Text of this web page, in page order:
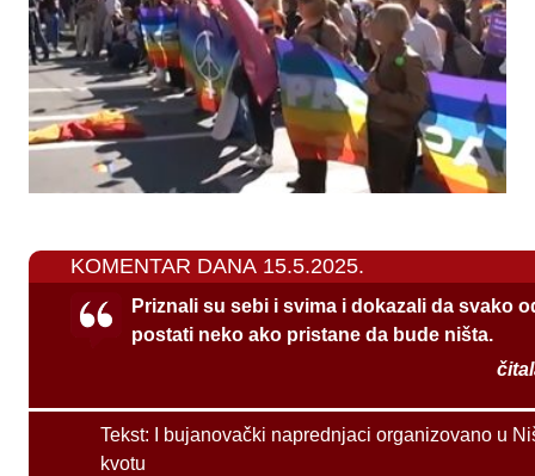
KOMENTAR DANA 15.5.2025.
Priznali su sebi i svima i dokazali da svako
postati neko ako pristane da bude ništa.
Tekst:
I bujanovački naprednjaci organizovano u
kvotu